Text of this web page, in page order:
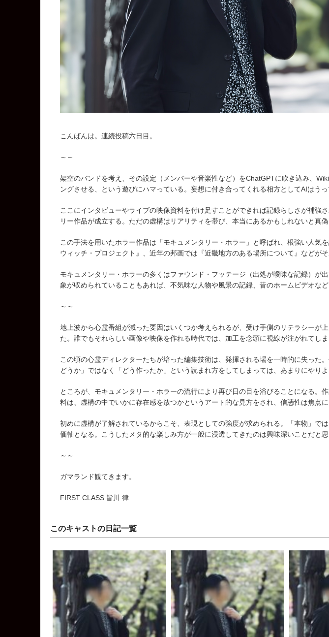
こんばんは。連続投稿六日目。
～～
架空のバンドを考え、その設定（メンバーや音楽性など）をChatGPTに吹き込み、
ングさせる、という遊びにハマっている。妄想に付き合ってくれる相方としてAIはうっ
ここにインタビューやライブの映像資料を付け足すことができれば記録らしさが補強
リー作品が成立する。ただの虚構はリアリティを帯び、本当にあるかもしれないと真偽
この手法を用いたホラー作品は「モキュメンタリー・ホラー」と呼ばれ、根強い人気
ウィッチ・プロジェクト』、近年の邦画では『近畿地方のある場所について』などがそ
モキュメンタリー・ホラーの多くはファウンド・フッテージ（出処が曖昧な記録）が
象が収められていることもあれば、不気味な人物や風景の記録、昔のホームビデオなど
～～
地上波から心霊番組が減った要因はいくつか考えられるが、受け手側のリテラシーが
た。誰でもそれらしい画像や映像を作れる時代では、加工を念頭に視線が注がれてしま
この頃の心霊ディレクターたちが培った編集技術は、発揮される場を一時的に失った
どうか」ではなく「どう作ったか」という読まれ方をしてしまっては、あまりにやりよ
ところが、モキュメンタリー・ホラーの流行により再び日の目を浴びることになる。
料は、虚構の中でいかに存在感を放つかというアート的な見方をされ、信憑性は焦点に
初めに虚構が了解されているからこそ、表現としての強度が求められる。「本物」で
価軸となる。こうしたメタ的な楽しみ方が一般に浸透してきたのは興味深いことだと思
～～
ガマランド観てきます。
FIRST CLASS 皆川 律
このキャストの日記一覧